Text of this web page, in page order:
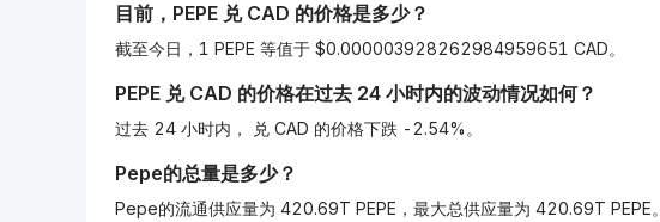
目前， PEPE 兑 CAD 的价格是多少？
截至今日，1 PEPE 等值于 $0.000003928262984959651 CAD。
PEPE 兑 CAD 的价格在过去 24 小时内的波动情况如何？
过去 24 小时内， 兑 CAD 的价格下跌 -2.54%。
Pepe的总量是多少？
Pepe的流通供应量为 420.69T PEPE，最大总供应量为 420.69T PEPE。